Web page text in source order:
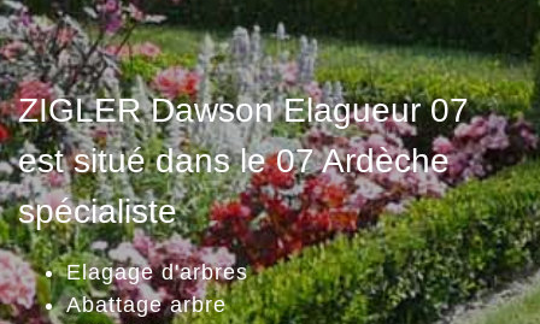
ZIGLER Dawson Elagueur 07
est situé dans le 07 Ardèche
spécialiste
Elagage d'arbres
Abattage arbre